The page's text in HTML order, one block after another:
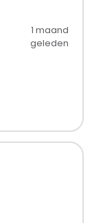
1 maand
geleden